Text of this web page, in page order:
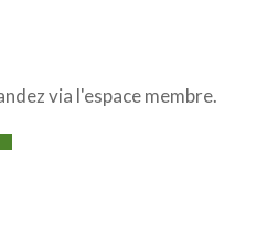
via l'espace membre.